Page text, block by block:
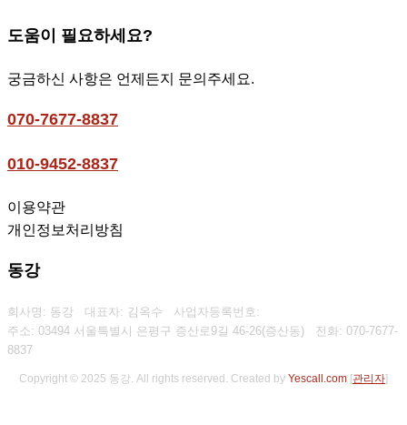
도움이 필요하세요?
궁금하신 사항은 언제든지 문의주세요.
070-7677-8837
010-9452-8837
이용약관
개인정보처리방침
동강
회사명: 동강 대표자: 김옥수 사업자등록번호:
주소: 03494 서울특별시 은평구 증산로9길 46-26(증산동) 전화: 070-7677-
8837
Copyright © 2025 동강. All rights reserved. Created by Yescall.com [관리자]